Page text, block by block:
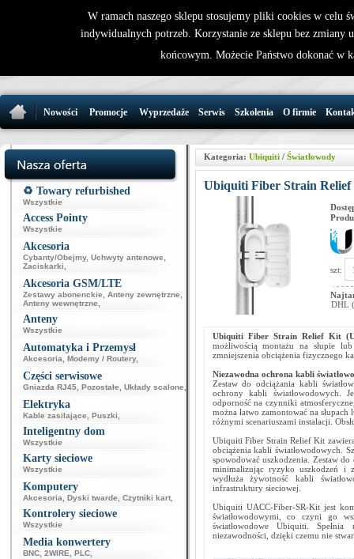
32 721 86
Nowości Promocje Wyprzedaże Serwis Szkolenia O firmie
♻️ Towary refurbished
Wszystkie
Access Pointy
Wszystkie
Akcesoria
Cybanty/Obejmy, Uchwyty antenowe
Zaciskarki
Akcesoria GSM/LTE
Zestawy abonenckie Anteny zewnętrzne
Anteny wewnętrzne
Anteny
Wszystkie
Automatyka i Przemysł
Akcesoria Modemy / Routery,
Części serwisowe
Gniazda RJ45 Pozostałe Układy scalone
Elektryka
Kable zasilające Puszki
Inteligentny dom
Wszystkie
Karty sieciowe
Wszystkie
Komputery
Akcesoria Dyski twarde Czytniki kart
Kontrolery sieciowe
Wszystkie
Media konwertery
BNC 2WIRE PLC
Kategoria: Ubiquiti/ Światłowody
Ubiquiti Fiber Strain
szt:
DHL
Ubiquiti Fiber Strain Relief Kit
możliwością montażu na słupie
zmniejszenia obciążenia fizycznego
Niezawodna ochrona kabli
Zestaw do odciążania kabli
ochrony kabli światłowodowych.
odporność na czynniki
można łatwo zamontować na
różnymi scenariuszami instalacji.
Ubiquiti Fiber Strain Relief Kit
obciążenia kabli światłowodowych.
spowodować uszkodzenia. Zestaw
minimalizując ryzyko uszkodzeń i
wydłuża żywotność kabli
infrastruktury sieciowej.
Ubiquiti UACC-Fiber-SR-Kit jest
światłowodowymi, co czyni go
światłowodowe Ubiquiti.
niezawodności, dzięki czemu nie
W ramach naszego sklepu stosujemy pliki cookies w celu
indywidualnych potrzeb. Korzystanie ze sklepu bez zmiany
końcowym. Możecie Państwo dokonać w